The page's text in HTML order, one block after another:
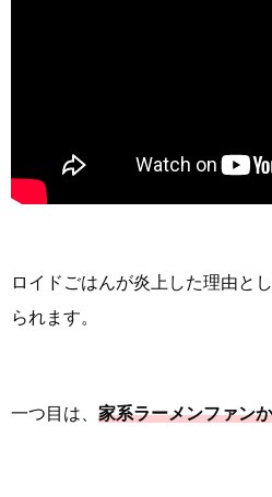
ロイドごはんが炎上した理由と
られます。
一つ目は、 家系ラーメンファン